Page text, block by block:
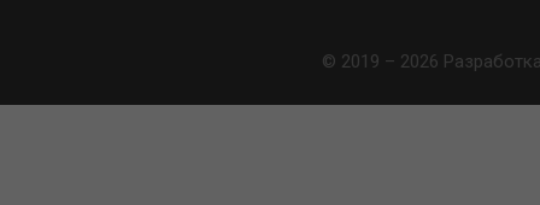
© 2019 – 2026